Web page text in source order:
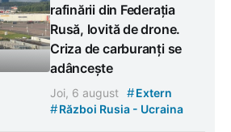
rafinării din Federația
Rusă, lovită de drone.
Criza de carburanți se
adâncește
Joi, 6 august #Extern
#Război Rusia - Ucraina